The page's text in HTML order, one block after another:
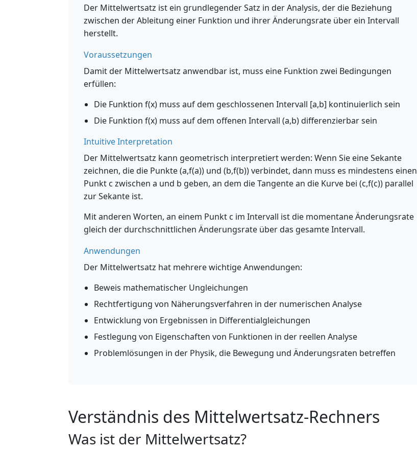
Der Mittelwertsatz ist ein grundlegender Satz in der Analysis, der die Beziehung
zwischen der Ableitung einer Funktion und ihrer Änderungsrate über ein Intervall
herstellt.
Voraussetzungen
Damit der Mittelwertsatz anwendbar ist, muss eine Funktion zwei Bedingungen
erfüllen:
Die Funktion f(x) muss auf dem geschlossenen Intervall [a,b] kontinuierlich sein
Die Funktion f(x) muss auf dem offenen Intervall (a,b) differenzierbar sein
Intuitive Interpretation
Der Mittelwertsatz kann geometrisch interpretiert werden: Wenn Sie eine Sekante
zeichnen, die die Punkte (a,f(a)) und (b,f(b)) verbindet, dann muss es mindestens einen
Punkt c zwischen a und b geben, an dem die Tangente an die Kurve bei (c,f(c)) parallel
zur Sekante ist.
Mit anderen Worten, an einem Punkt c im Intervall ist die momentane Änderungsrate
gleich der durchschnittlichen Änderungsrate über das gesamte Intervall.
Anwendungen
Der Mittelwertsatz hat mehrere wichtige Anwendungen:
Beweis mathematischer Ungleichungen
Rechtfertigung von Näherungsverfahren in der numerischen Analyse
Entwicklung von Ergebnissen in Differentialgleichungen
Festlegung von Eigenschaften von Funktionen in der reellen Analyse
Problemlösungen in der Physik, die Bewegung und Änderungsraten betreffen
Verständnis des Mittelwertsatz-Rechners
Was ist der Mittelwertsatz?